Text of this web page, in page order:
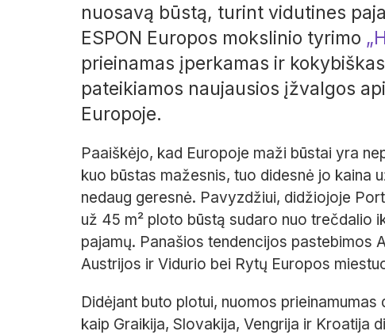
nuosavą būstą, turint vidutines
ESPON Europos mokslinio tyrimo
prieinamas įperkamas ir
pateikiamos naujausios įžvalgos
Europoje.
Paaiškėjo, kad Europoje maži būstai yra
kuo būstas mažesnis, tuo didesnė jo kaina
nedaug geresnė. Pavyzdžiui, didžiojoje
už 45 m² ploto būstą sudaro nuo trečdalio
pajamų. Panašios tendencijos pastebimos
Austrijos ir Vidurio bei Rytų Europos
Didėjant buto plotui, nuomos
kaip Graikija, Slovakija, Vengrija ir Kroatija